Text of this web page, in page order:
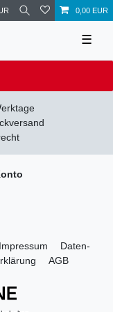
0,00 EUR
☰
Impressum
Daten­
AGB